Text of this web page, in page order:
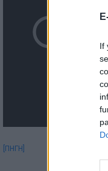
If
[ΠΗΓΗ]